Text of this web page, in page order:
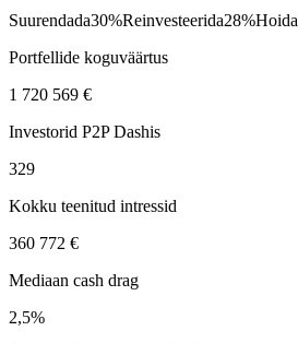
Suurendada30%Reinvesteerida28%Hoida
Portfellide koguväärtus
1 720 569 €
Investorid P2P Dashis
329
Kokku teenitud intressid
360 772 €
Mediaan cash drag
2,5%